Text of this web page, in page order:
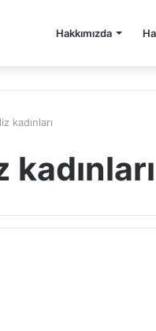
Hakkımızda
kadınları
kadınları